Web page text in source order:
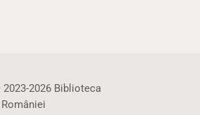
2026 Biblioteca